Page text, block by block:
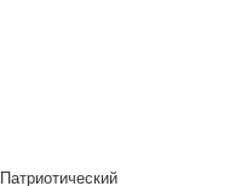
Патриотический